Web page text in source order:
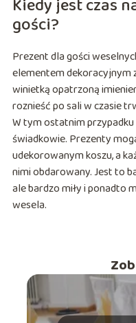
Kiedy jest czas
gości?
Prezent dla gości
elementem dekoracyjnym
winietką opatrzoną
roznieść po sali w czasie
W tym ostatnim
świadkowie. Prezenty
udekorowanym koszu, a
nimi obdarowany. Jest to
ale bardzo miły i ponadto
wesela.